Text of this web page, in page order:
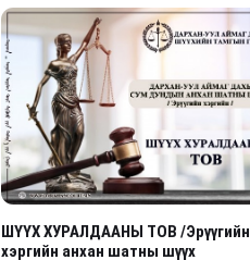
ШҮҮХ ХУРАЛДААНЫ ТОВ /Эрүүгийн
хэргийн анхан шатны шүүх